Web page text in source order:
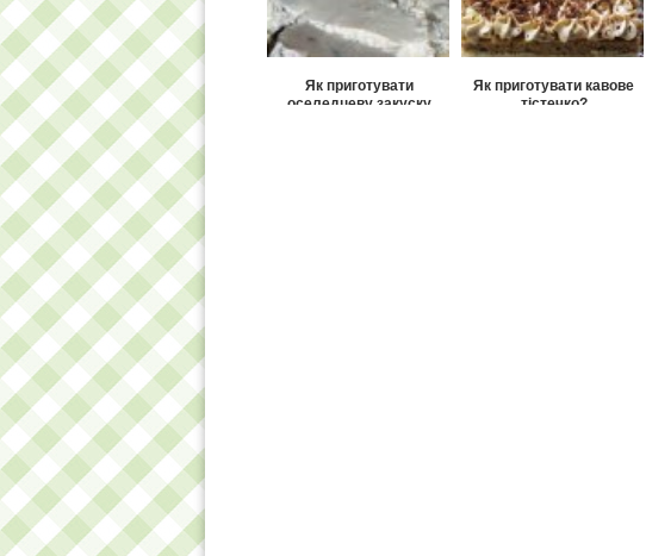
Як приготувати
оселедцеву закуску
Як приготувати кавове
тістечко?